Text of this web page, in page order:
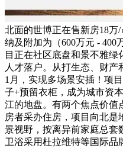
北面的世博正在售新房18万
纳及附加为（600万元 - 400
目正在社区底盘和景不雅
人才落户。从打生态、财产
1月，实现多场景安插！项
子+预留衣柜，成为城市资
江的地盘。有两个焦点价值
房者采办住房，项目向北是
景视野，按离异前家庭总套
卫浴采用杜拉维特等国际品